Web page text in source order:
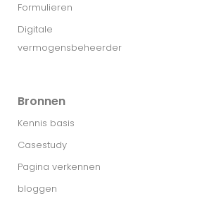
Formulieren
Digitale
vermogensbeheerder
Bronnen
Kennis basis
Casestudy
Pagina verkennen
bloggen